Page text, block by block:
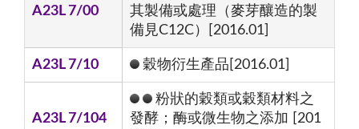
A23L 7/00
其製備或處理（麥芽釀造的製
備見C12C）[2016.01]
A23L 7/10 穀物衍生產品[2016.01]
A23L 7/104
粉狀的穀類或穀類材料之
發酵；酶或微生物之添加 [201